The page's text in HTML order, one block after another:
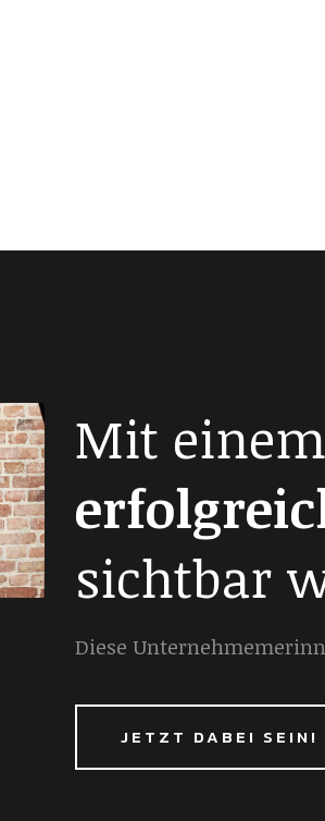
Mit
sichtbar
Diese
JETZT DABEI SEIN!